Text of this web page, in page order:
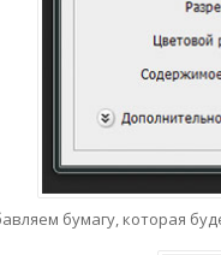
бумагу, которая